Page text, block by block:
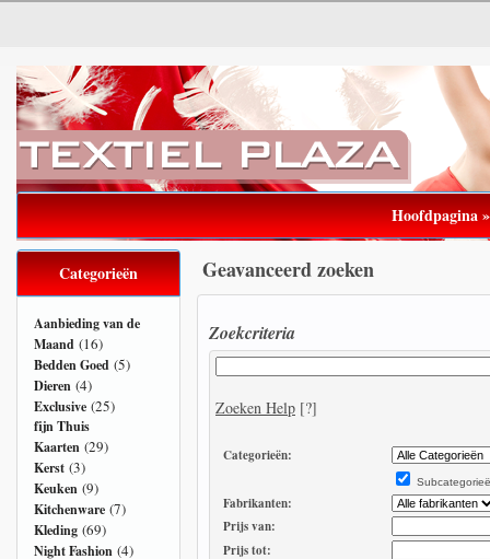
Hoofdpagina
Geavanceerd zoeken
Zoekcriteria
Zoeken Help [?]
Categorieën:
Fabrikanten:
Prijs van:
Prijs tot:
Categorieën
Aanbieding van de
Maand (16)
Bedden Goed (5)
Dieren (4)
Exclusive (25)
fijn Thuis
Kaarten (29)
Kerst (3)
Keuken (9)
Kitchenware (7)
Kleding (69)
Night Fashion (4)